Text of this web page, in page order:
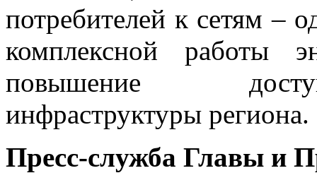
потребителей к сетям –
комплексной работы
повышение
инфраструктуры региона.
Пресс-служба Главы и